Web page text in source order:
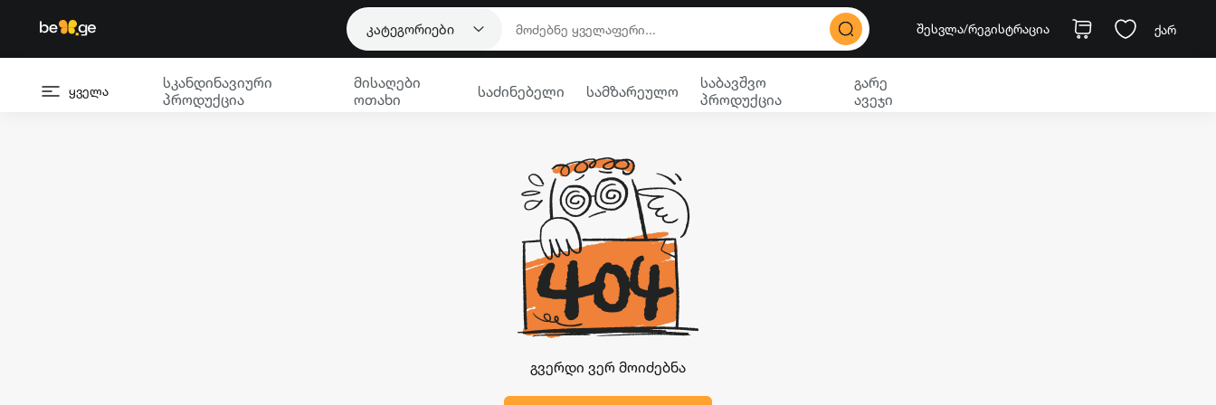
კატეგორიები შესვლა/რეგისტრაცია ქარ
ყველა
სკანდინავიური
პროდუქცია
მისაღები
ოთახი
საძინებელი სამზარეულო
საბავშვო
პროდუქცია
გარე
ავეჯი
გვერდი ვერ მოიძებნა